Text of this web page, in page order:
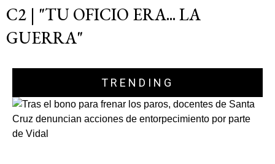
C2 | "TU OFICIO ERA... LA
GUERRA"
TRENDING